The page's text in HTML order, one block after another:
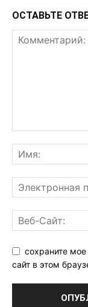
ОСТАВЬТЕ
сохраните
сайт в этом